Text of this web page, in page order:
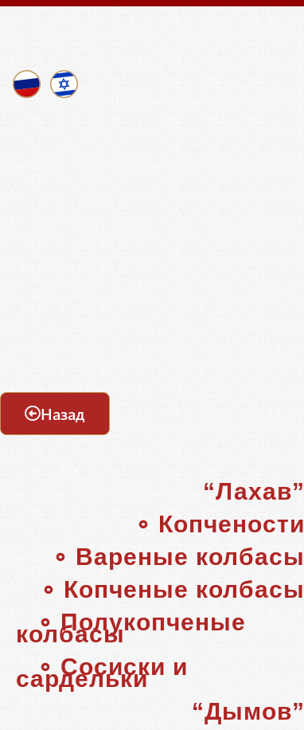
Назад
“Лахав”
∘ Копчености
∘ Вареные колбасы
∘ Копченые колбасы
∘ Полукопченые
колбасы
∘ Сосиски и
сардельки
“Дымов”